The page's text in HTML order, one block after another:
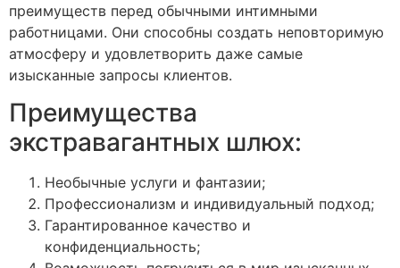
преимуществ перед обычными интимными
работницами. Они способны создать неповторимую
атмосферу и удовлетворить даже самые
изысканные запросы клиентов.
Преимущества
экстравагантных шлюх:
Необычные услуги и фантазии;
Профессионализм и индивидуальный подход;
Гарантированное качество и
конфиденциальность;